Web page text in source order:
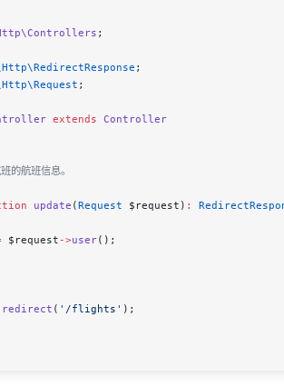
;
RedirectResponse ;
Request ;
extends Controller
的航班信息。
update (Request $request ) :
$request ->user();
redirect ( '/flights' );